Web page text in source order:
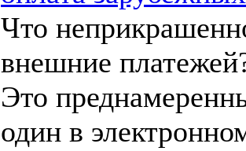
Что
внешние
Это
один в